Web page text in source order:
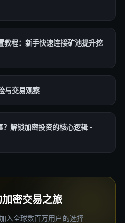
教程：新手快速连接矿池提升挖
与交易观察
？解锁加密投资的核心逻辑 -
密交易之旅
入全球数百万用户的选择